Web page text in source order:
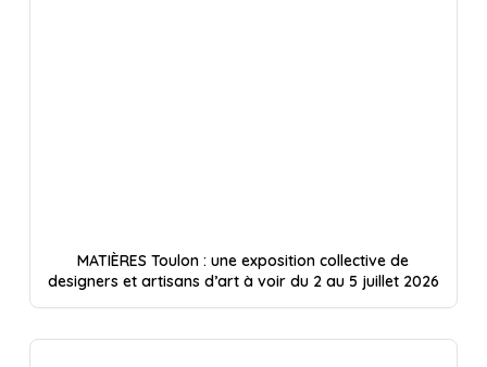
MATIÈRES Toulon : une exposition collective de
designers et artisans d’art à voir du 2 au 5 juillet 2026